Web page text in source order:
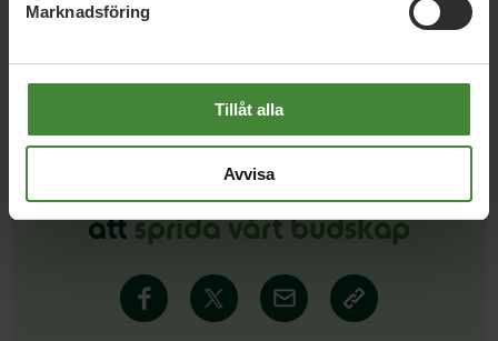
Marknadsföring
Tillåt alla
Avvisa
Dela denna sida och hjälp oss
att sprida vårt budskap